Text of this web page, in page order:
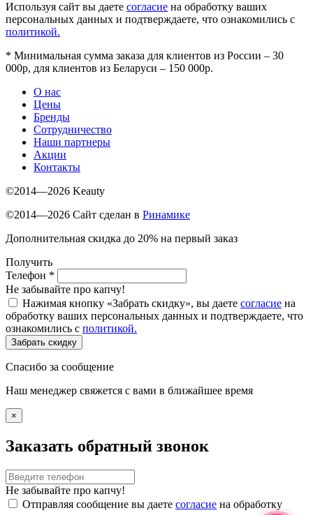
Используя сайт вы даете согласие на обработку ваших
персональных данных и подтверждаете, что ознакомились с
политикой.
* Минимальная сумма заказа для клиентов из России – 30
000р, для клиентов из Беларуси – 150 000р.
О нас
Цены
Бренды
Сотрудничество
Наши партнеры
Акции
Контакты
©2014—2026 Keauty
©2014—2026 Сайт сделан в Ринамике
Дополнительная скидка до 20% на первый заказ
Получить
Телефон *
Не забывайте про капчу!
Нажимая кнопку «Забрать скидку», вы даете согласие на
обработку ваших персональных данных и подтверждаете, что
ознакомились с политикой.
Забрать скидку
Спасибо за сообщение
Наш менеджер свяжется с вами в ближайшее время
×
Заказать обратный звонок
Не забывайте про капчу!
Отправляя сообщение вы даете согласие на обработку